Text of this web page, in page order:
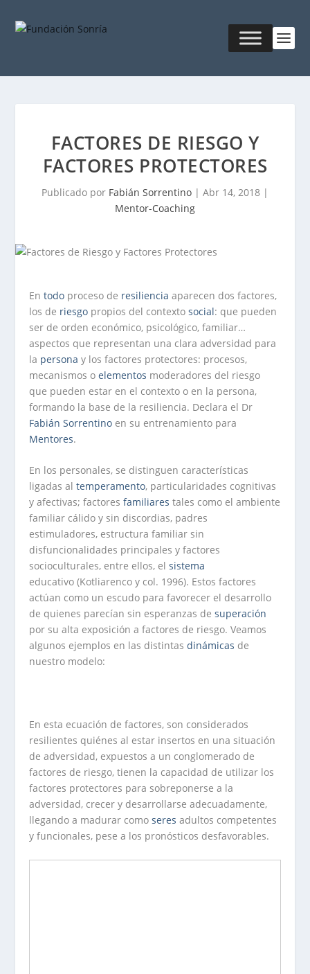
FACTORES DE RIESGO Y
FACTORES PROTECTORES
Publicado por Fabián Sorrentino | Abr 14, 2018 |
Mentor-Coaching
Entodo proceso de resiliencia aparecen dos factores,
los de riesgo propios del contextosocial: que pueden
ser de orden económico, psicológico, familiar…
aspectos que representan una clara adversidad para
la persona y los factores protectores: procesos,
mecanismos oelementos moderadores del riesgo
que pueden estar en el contexto o en la persona,
formando la base de la resiliencia. Declara el Dr
Fabián Sorrentino en su entrenamiento para
Mentores.
En los personales, se distinguen características
ligadas altemperamento, particularidades cognitivas
y afectivas; factoresfamiliares tales como el ambiente
familiar cálido y sin discordias, padres
estimuladores, estructura familiar sin
disfuncionalidades principales y factores
socioculturales, entre ellos, elsistema
educativo (Kotliarenco y col. 1996). Estos factores
actúan como un escudo para favorecer el desarrollo
de quienes parecían sin esperanzas desuperación
por su alta exposición a factores de riesgo. Veamos
algunos ejemplos en las distintasdinámicas de
nuestro modelo:
En esta ecuación de factores, son considerados
resilientes quiénes al estar insertos en una situación
de adversidad, expuestos a un conglomerado de
factores de riesgo, tienen la capacidad de utilizar los
factores protectores para sobreponerse a la
adversidad, crecer y desarrollarse adecuadamente,
llegando a madurar comoseres adultos competentes
y funcionales, pese a los pronósticos desfavorables.